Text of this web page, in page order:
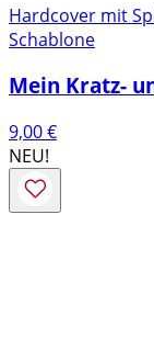
Hardcover mit
Schablone
Mein Kratz-
9,00€
NEU!